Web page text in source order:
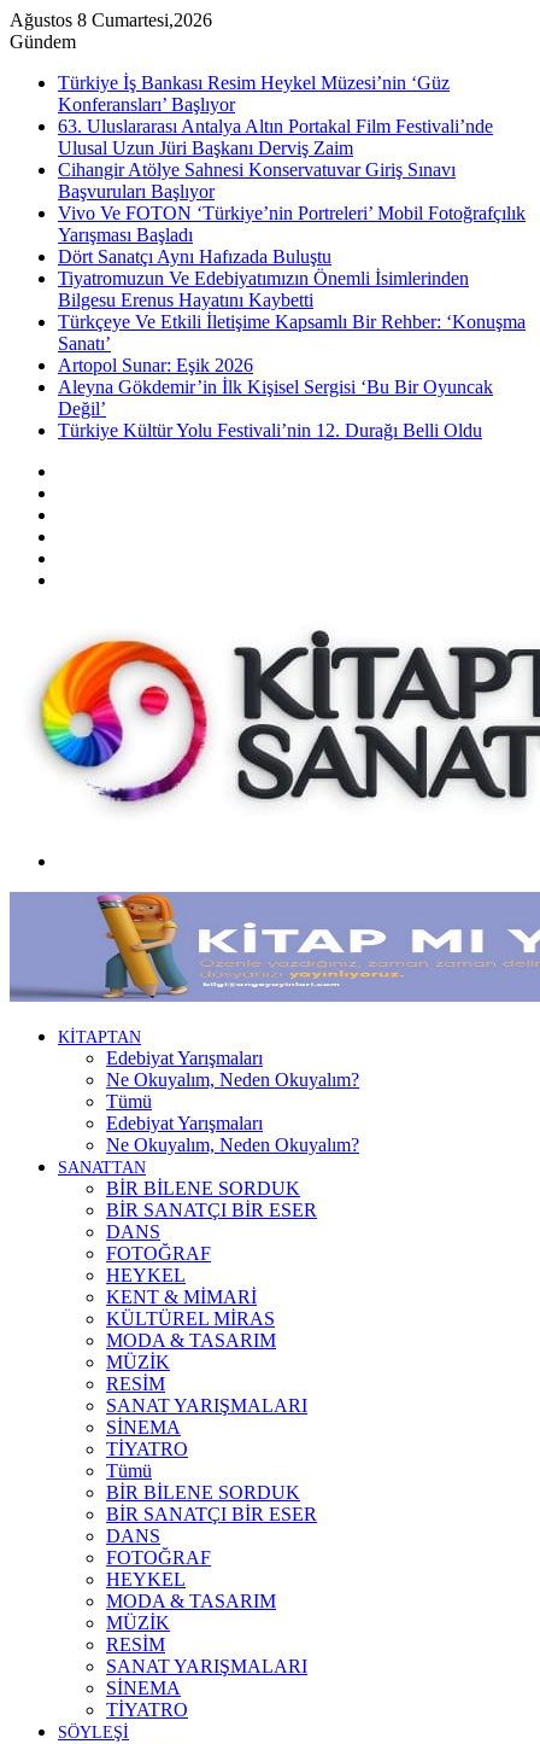
Ağustos 8 Cumartesi,2026
Gündem
Türkiye İş Bankası Resim Heykel Müzesi’nin ‘Güz
Konferansları’ Başlıyor
63. Uluslararası Antalya Altın Portakal Film Festivali’nde
Ulusal Uzun Jüri Başkanı Derviş Zaim
Cihangir Atölye Sahnesi Konservatuvar Giriş Sınavı
Başvuruları Başlıyor
Vivo Ve FOTON ‘Türkiye’nin Portreleri’ Mobil Fotoğrafçılık
Yarışması Başladı
Dört Sanatçı Aynı Hafızada Buluştu
Tiyatromuzun Ve Edebiyatımızın Önemli İsimlerinden
Bilgesu Erenus Hayatını Kaybetti
Türkçeye Ve Etkili İletişime Kapsamlı Bir Rehber: ‘Konuşma
Sanatı’
Artopol Sunar: Eşik 2026
Aleyna Gökdemir’in İlk Kişisel Sergisi ‘Bu Bir Oyuncak
Değil’
Türkiye Kültür Yolu Festivali’nin 12. Durağı Belli Oldu
KİTAPTAN
Edebiyat Yarışmaları
Ne Okuyalım, Neden Okuyalım?
Tümü
Edebiyat Yarışmaları
Ne Okuyalım, Neden Okuyalım?
SANATTAN
BİR BİLENE SORDUK
BİR SANATÇI BİR ESER
DANS
FOTOĞRAF
HEYKEL
KENT & MİMARİ
KÜLTÜREL MİRAS
MODA & TASARIM
MÜZİK
RESİM
SANAT YARIŞMALARI
SİNEMA
TİYATRO
Tümü
BİR BİLENE SORDUK
BİR SANATÇI BİR ESER
DANS
FOTOĞRAF
HEYKEL
MODA & TASARIM
MÜZİK
RESİM
SANAT YARIŞMALARI
SİNEMA
TİYATRO
SÖYLEŞİ